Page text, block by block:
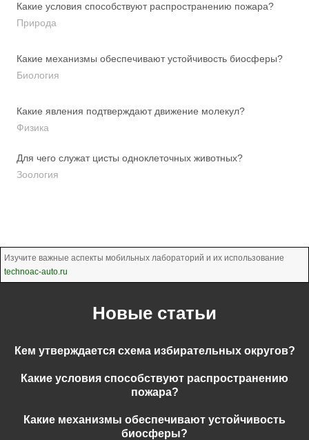
Какие условия способствуют распространению пожара?
Природа
Какие механизмы обеспечивают устойчивость биосферы?
Биология
Какие явления подтверждают движение молекул?
Физика
Для чего служат цисты одноклеточных животных?
Зоология
Изучите важные аспекты мобильных лабораторий и их использование
technoac-auto.ru
Новые статьи
Кем утверждается схема избирательных округов?
Какие условия способствуют распространению
пожара?
Какие механизмы обеспечивают устойчивость
биосферы?